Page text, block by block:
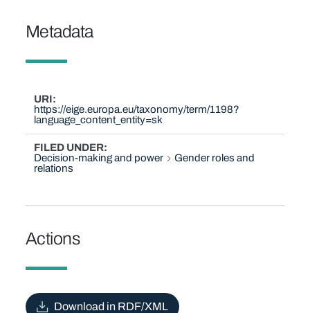
Metadata
URI
https://eige.europa.eu/taxonomy/term/1198?
language_content_entity=sk
FILED UNDER
Decision-making and power
Gender roles and
relations
Actions
Download in RDF/XML